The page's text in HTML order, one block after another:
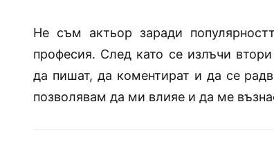
Не съм актьор заради
професия. След като се излъчи
да пишат, да коментират и да се
позволявам да ми влияе и да ме